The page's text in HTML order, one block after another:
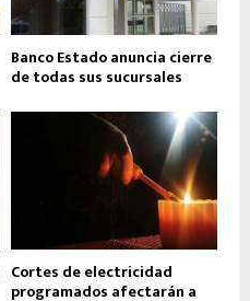
Banco Estado anuncia cierre
de todas sus sucursales
Cortes de electricidad
programados afectarán a